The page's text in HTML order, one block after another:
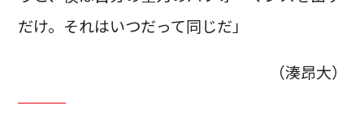
だけ。それはいつだって同じだ」
（湊昂大）